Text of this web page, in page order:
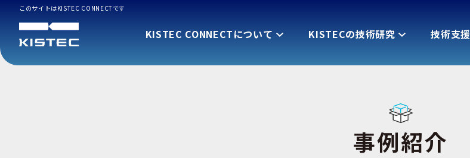
このサイトはKISTEC CONNECTです
KISTEC CONNECTについて KISTECの技術研究 技術支援
事例紹介